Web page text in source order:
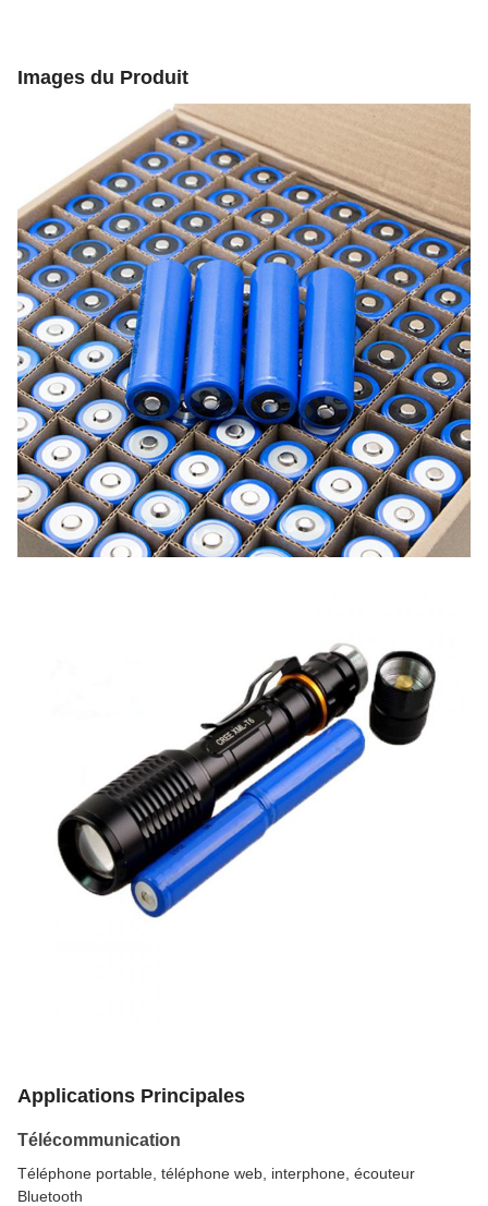
Images du Produit
Applications Principales
Télécommunication
Téléphone portable, téléphone web, interphone, écouteur
Bluetooth